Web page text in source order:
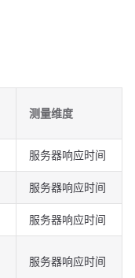
测量维度
服务器响应时间
服务器响应时间
服务器响应时间
服务器响应时间